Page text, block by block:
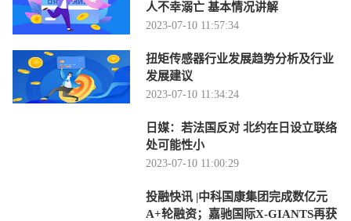
人不幸溺亡 基本情况讲解
2023-07-10 11:57:34
扭矩传感器行业发展趋势分析及行业
发展建议
2023-07-10 11:34:24
日媒：若法国反对 北约在日设立联络
处可能性小
2023-07-10 11:00:29
投融快讯 |中科国康集团完成数亿元
A+轮融资；嘉驰国际X-GIANTS再获